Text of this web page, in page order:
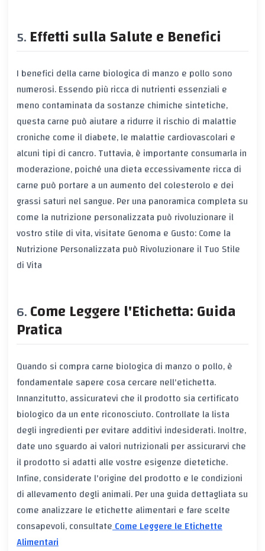
Effetti sulla Salute e Benefici
I benefici della carne biologica di manzo e pollo sono
numerosi. Essendo più ricca di nutrienti essenziali e
meno contaminata da sostanze chimiche sintetiche,
questa carne può aiutare a ridurre il rischio di malattie
croniche come il diabete, le malattie cardiovascolari e
alcuni tipi di cancro. Tuttavia, è importante consumarla in
moderazione, poiché una dieta eccessivamente ricca di
carne può portare a un aumento del colesterolo e dei
grassi saturi nel sangue. Per una panoramica completa su
come la nutrizione personalizzata può rivoluzionare il
vostro stile di vita, visitate Genoma e Gusto: Come la
Nutrizione Personalizzata può Rivoluzionare il Tuo Stile
di Vita
Come Leggere l'Etichetta: Guida
Pratica
Quando si compra carne biologica di manzo o pollo, è
fondamentale sapere cosa cercare nell'etichetta.
Innanzitutto, assicuratevi che il prodotto sia certificato
biologico da un ente riconosciuto. Controllate la lista
degli ingredienti per evitare additivi indesiderati. Inoltre,
date uno sguardo ai valori nutrizionali per assicurarvi che
il prodotto si adatti alle vostre esigenze dietetiche.
Infine, considerate l'origine del prodotto e le condizioni
di allevamento degli animali. Per una guida dettagliata su
come analizzare le etichette alimentari e fare scelte
consapevoli, consultateCome Leggere le Etichette
Alimentari